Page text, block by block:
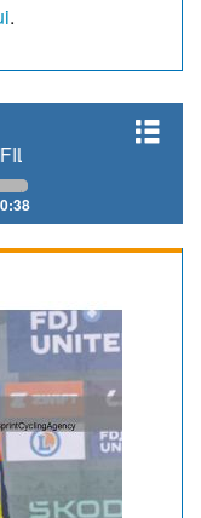
.